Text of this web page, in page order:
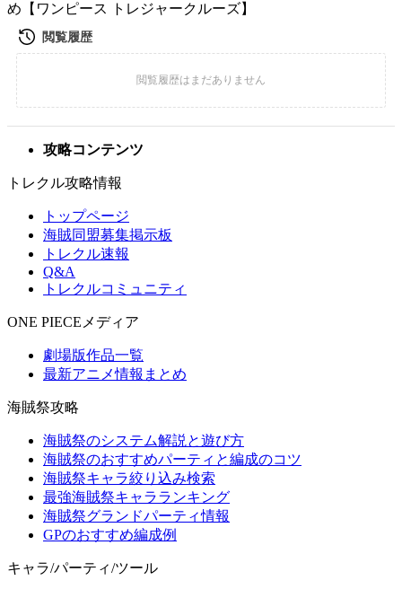
め【ワンピース トレジャークルーズ】
攻略コンテンツ
トレクル攻略情報
トップページ
海賊同盟募集掲示板
トレクル速報
Q&A
トレクルコミュニティ
ONE PIECEメディア
劇場版作品一覧
最新アニメ情報まとめ
海賊祭攻略
海賊祭のシステム解説と遊び方
海賊祭のおすすめパーティと編成のコツ
海賊祭キャラ絞り込み検索
最強海賊祭キャラランキング
海賊祭グランドパーティ情報
GPのおすすめ編成例
キャラ/パーティ/ツール